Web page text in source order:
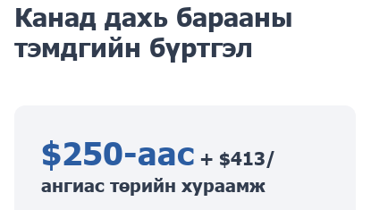
Канад дахь барааны
тэмдгийн бүртгэл
$250-аас + $413/
ангиас төрийн хураамж